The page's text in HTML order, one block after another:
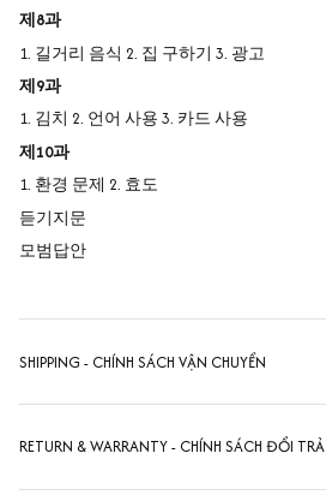
제8과
1. 길거리 음식 2. 집 구하기 3. 광고
제9과
1. 김치 2. 언어 사용 3. 카드 사용
제10과
1. 환경 문제 2. 효도
듣기지문
모범답안
SHIPPING - CHÍNH SÁCH VẬN CHUYỂN
RETURN & WARRANTY - CHÍNH SÁCH ĐỔI TRẢ